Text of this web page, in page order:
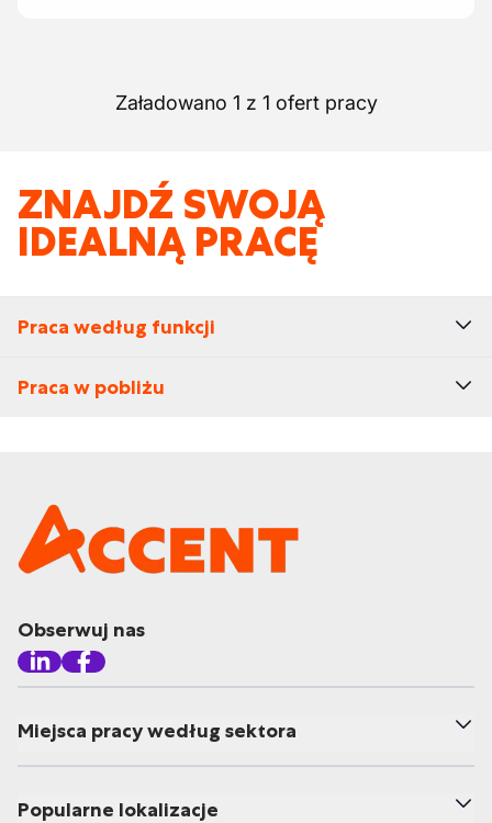
Załadowano 1 z 1 ofert pracy
ZNAJDŹ SWOJĄ
IDEALNĄ PRACĘ
Praca według funkcji
Praca w pobliżu
Obserwuj nas
Miejsca pracy według sektora
Popularne lokalizacje